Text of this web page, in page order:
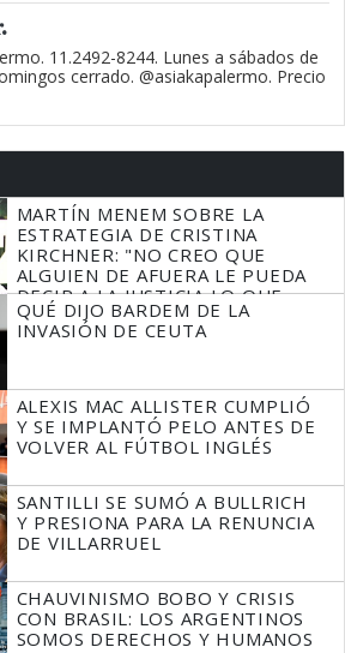
11.2492-8244. Lunes a sábados de
cerrado. @asiakapalermo. Precio
MARTÍN MENEM SOBRE LA
ESTRATEGIA DE CRISTINA
KIRCHNER: "NO CREO QUE
ALGUIEN DE AFUERA LE PUEDA
DECIR A LA JUSTICIA LO QUE
TIENE QUE HACER"
QUÉ DIJO BARDEM DE LA
INVASIÓN DE CEUTA
ALEXIS MAC ALLISTER CUMPLIÓ
Y SE IMPLANTÓ PELO ANTES DE
VOLVER AL FÚTBOL INGLÉS
SANTILLI SE SUMÓ A BULLRICH
Y PRESIONA PARA LA RENUNCIA
DE VILLARRUEL
CHAUVINISMO BOBO Y CRISIS
CON BRASIL: LOS ARGENTINOS
SOMOS DERECHOS Y HUMANOS